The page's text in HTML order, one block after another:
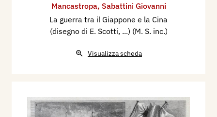
Mancastropa, Sabattini Giovanni
La guerra tra il Giappone e la Cina
(disegno di E. Scotti, ...) (M. S. inc.)
Visualizza scheda